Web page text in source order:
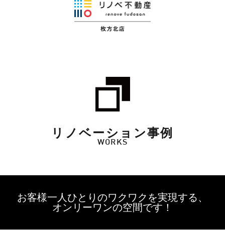
リノベーション事例
WORKS
お客様一人ひとりのワクワクを実現する、
オンリーワンの空間です！